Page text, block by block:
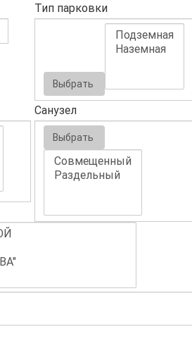
Тип парковки
Выбрать
Санузел
Выбрать